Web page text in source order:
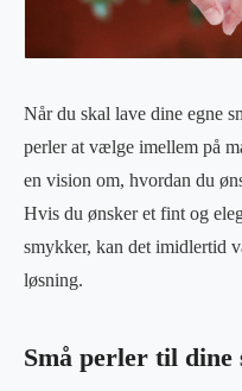
Når du skal lave dine egne
perler at vælge imellem på
en vision om, hvordan du
Hvis du ønsker et fint og
smykker, kan det imidlertid
løsning.
Små perler til dine